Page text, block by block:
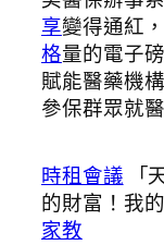
享變得通紅
格量的電子
賦能醫藥機
參保群眾就
時租會議 「
的財富！我
家教